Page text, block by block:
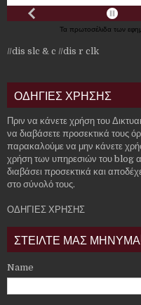
Τα πρωτοσέλιδα των
//dis slc & c //dis r clk
ΟΔΗΓΙΕΣ ΧΡΗΣΗΣ
Πριν να κάνετε χρήση του
να διαβάσετε προσεκτικά τους
παρακαλούμε να μην κάνετε
χρήση των υπηρεσιών του blog
διαβάσει προσεκτικά και
στο σύνολό τους.
ΟΔΗΓΙΕΣ ΧΡΗΣΗΣ
ΣΤΕΙΛΤΕ ΜΑΣ
Name